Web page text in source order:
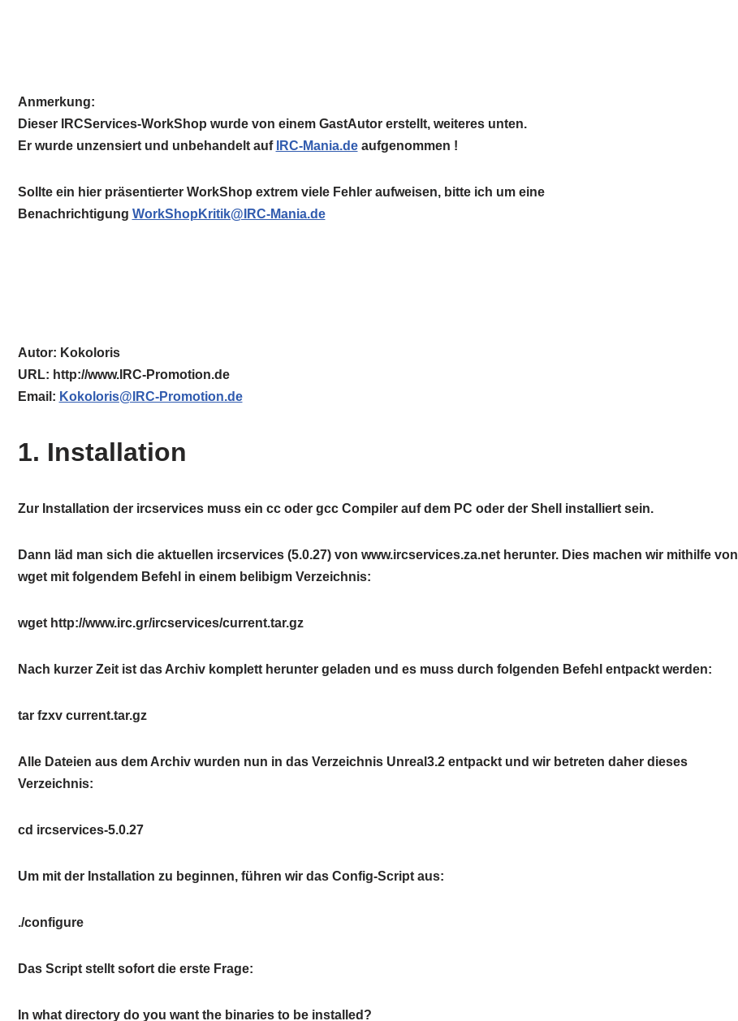
Anmerkung:
Dieser IRCServices-WorkShop wurde von einem GastAutor erstellt, weiteres unten.
Er wurde unzensiert und unbehandelt auf IRC-Mania.deaufgenommen !
Sollte ein hier präsentierter WorkShop extrem viele Fehler aufweisen, bitte ich um eine
Benachrichtigung WorkShopKritik@IRC-Mania.de
Autor: Kokoloris
URL: http://www.IRC-Promotion.de
Email: Kokoloris@IRC-Promotion.de
1. Installation
Zur Installation der ircservices muss ein cc oder gcc Compiler auf dem PC oder der Shell installiert sein.
Dann läd man sich die aktuellen ircservices (5.0.27) von www.ircservices.za.net herunter. Dies machen wir mithilfe von
wget mit folgendem Befehl in einem belibigm Verzeichnis:
wget http://www.irc.gr/ircservices/current.tar.gz
Nach kurzer Zeit ist das Archiv komplett herunter geladen und es muss durch folgenden Befehl entpackt werden:
tar fzxv current.tar.gz
Alle Dateien aus dem Archiv wurden nun in das Verzeichnis Unreal3.2 entpackt und wir betreten daher dieses
Verzeichnis:
cd ircservices-5.0.27
Um mit der Installation zu beginnen, führen wir das Config-Script aus:
./configure
Das Script stellt sofort die erste Frage:
In what directory do you want the binaries to be installed?